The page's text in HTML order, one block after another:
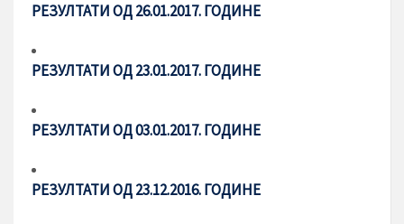
РЕЗУЛТАТИ ОД 26.01.2017. ГОДИНЕ
РЕЗУЛТАТИ ОД 23.01.2017. ГОДИНЕ
РЕЗУЛТАТИ ОД 03.01.2017. ГОДИНЕ
РЕЗУЛТАТИ ОД 23.12.2016. ГОДИНЕ